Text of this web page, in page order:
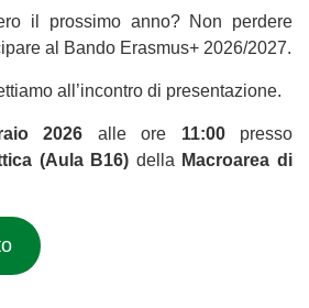
il prossimo anno? Non perdere
al Bando Erasmus+ 2026/2027.
all’incontro di presentazione.
2026 alle ore 11:00presso
(Aula B16) della Macroarea di